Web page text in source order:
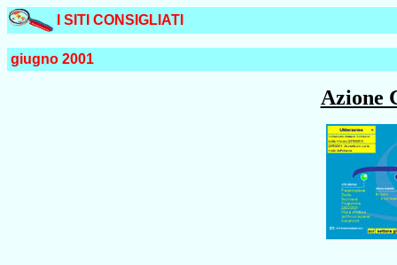
I SITI CONSIGLIATI
giugno 2001
Azione